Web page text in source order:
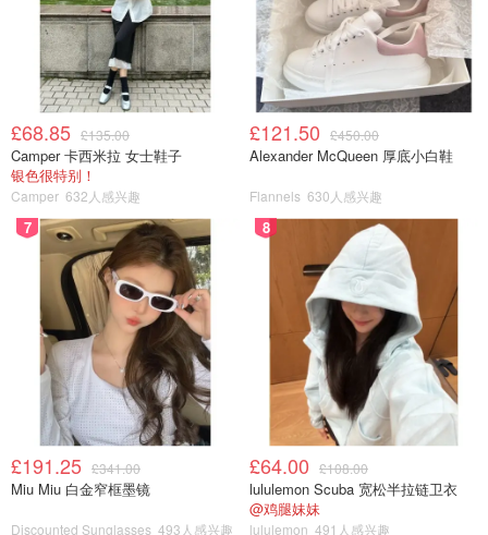
£68.85 £135.00
Camper 卡西米拉 女士鞋子
银色很特别！
Camper 632人感兴趣
£121.50 £450.00
Alexander McQueen 厚底小白鞋
Flannels 630人感兴趣
7
£191.25 £341.00
Miu Miu 白金窄框墨镜
Discounted Sunglasses 493人感兴趣
8
£64.00 £108.00
lululemon Scuba 宽松半拉链卫衣
@鸡腿妹妹
lululemon 491人感兴趣